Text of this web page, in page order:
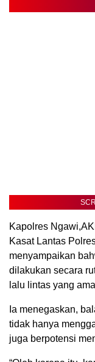
Kapolres
Kasat Lantas
menyampaikan
dilakukan secara
lalu lintas yang
Ia menegaskan,
tidak hanya
juga berpotensi